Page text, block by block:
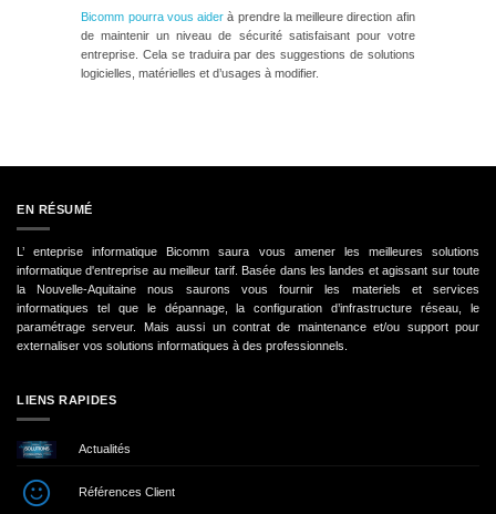
Bicomm pourra vous aider à prendre la meilleure direction afin
de maintenir un niveau de sécurité satisfaisant pour votre
entreprise. Cela se traduira par des suggestions de solutions
logicielles, matérielles et d’usages à modifier.
EN RÉSUMÉ
L’ enteprise informatique Bicomm saura vous amener les meilleures solutions
informatique d'entreprise au meilleur tarif. Basée dans les landes et agissant sur toute
la Nouvelle-Aquitaine nous saurons vous fournir les materiels et services
informatiques tel que le dépannage, la configuration d’infrastructure réseau, le
paramétrage serveur. Mais aussi un contrat de maintenance et/ou support pour
externaliser vos solutions informatiques à des professionnels.
LIENS RAPIDES
Actualités
Références Client